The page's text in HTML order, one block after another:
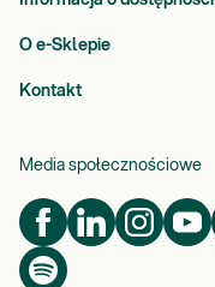
O e-Sklepie
Kontakt
Media społecznościowe